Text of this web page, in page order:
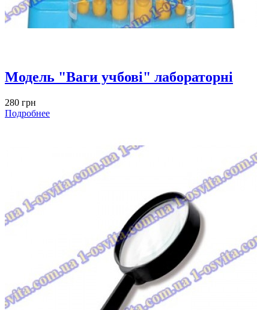
Модель "Ваги учбові" лабораторні
280 грн
Подробнее